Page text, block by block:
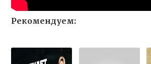
Рекомендуем: